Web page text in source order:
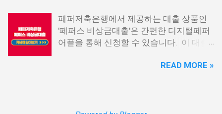
해야 할 수도 있습니다. 그러나 통신사 대
출을 고민해보셨다면, 무직자에게는 매우
기쁜 소식일 것입니다. 통신사 대출은 휴대
통신 사용량을 토대로 신용 등급을 부여하
7. 국민행복기금 소액대출 8. 웰컴저축은
행 웰컴희망대출 9. 미래크레디트대부 10.
신용불량자 자동차담보대출 11. 결론 1. 소
생계비대출은 2023년 3월부터 시작된 정
페퍼저축은행에서 제공하는 대출 상품인
'페퍼스 비상금대출'은 간편한 디지털페퍼
어플을 통해 신청할 수 있습니다. 이 대출
출 한도를 제공하며, 프리랜서 분들과 같이
READ MORE »